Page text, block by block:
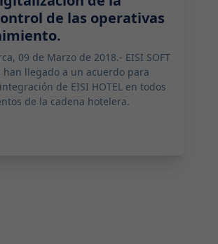
de las operativas
09 de Marzo de 2018.- EISI SOFT
han llegado a un acuerdo para
de EISI HOTEL en todos
de la cadena hotelera.